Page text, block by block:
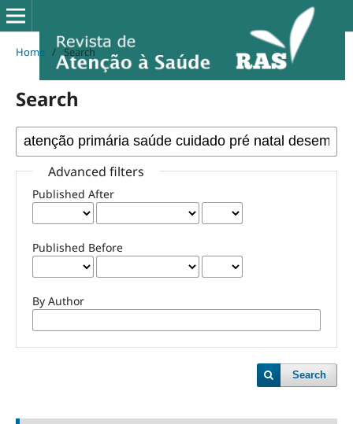
Home / Search
Search
Advanced filters
Published After
Published Before
By Author
Search